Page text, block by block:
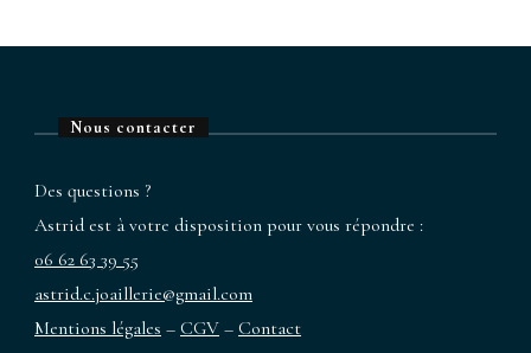
Nous contacter
Des questions ?
Astrid est à votre disposition pour vous répondre :
06 62 63 39 55
astrid.c.joaillerie@gmail.com
Mentions légales – CGV – Contact